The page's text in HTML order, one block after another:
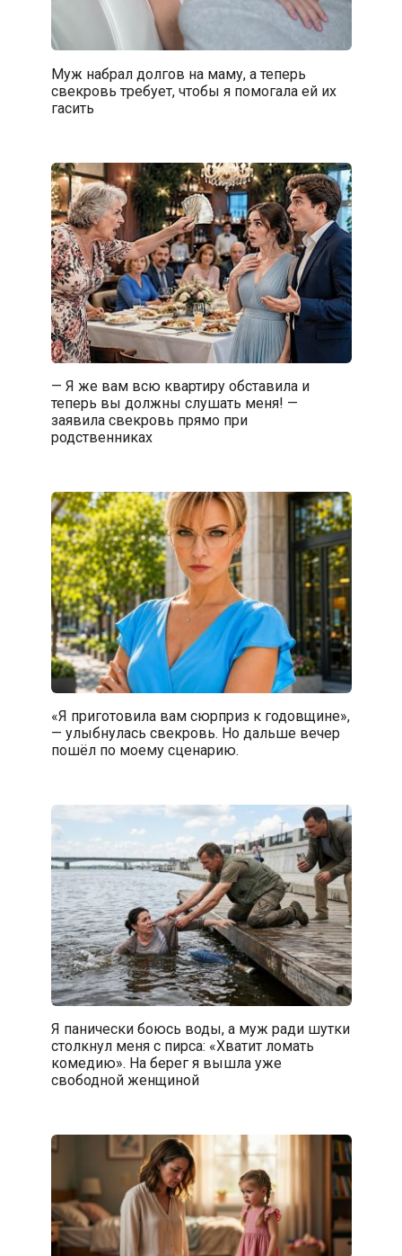
Муж набрал долгов на маму, а теперь
свекровь требует, чтобы я помогала ей их
гасить
— Я же вам всю квартиру обставила и
теперь вы должны слушать меня! —
заявила свекровь прямо при
родственниках
«Я приготовила вам сюрприз к годовщине»,
— улыбнулась свекровь. Но дальше вечер
пошёл по моему сценарию.
Я панически боюсь воды, а муж ради шутки
столкнул меня с пирса: «Хватит ломать
комедию». На берег я вышла уже
свободной женщиной